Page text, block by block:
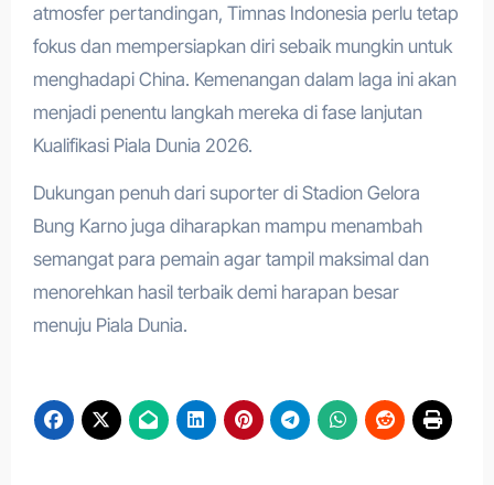
atmosfer pertandingan, Timnas Indonesia perlu tetap
fokus dan mempersiapkan diri sebaik mungkin untuk
menghadapi China. Kemenangan dalam laga ini akan
menjadi penentu langkah mereka di fase lanjutan
Kualifikasi Piala Dunia 2026.
Dukungan penuh dari suporter di Stadion Gelora
Bung Karno juga diharapkan mampu menambah
semangat para pemain agar tampil maksimal dan
menorehkan hasil terbaik demi harapan besar
menuju Piala Dunia.